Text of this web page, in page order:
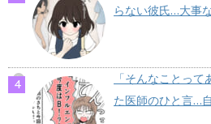
らない彼氏…大事
「そんなことっ
た医師のひと言…